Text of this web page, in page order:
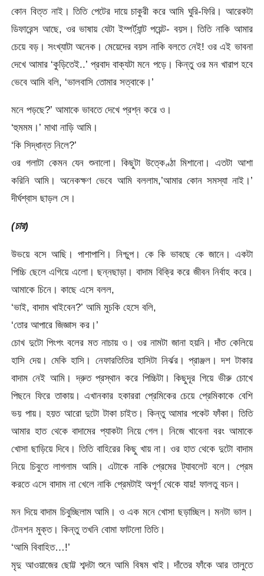
কোন বিত্ত নাই। তিতি পেটের দায়ে চাকুরী করে আমি ঘুরি-ফিরি। আরেকটা
ডিফারেন্স আছে, ওর ভাষায় যেটা ইম্পর্ট্যান্ট পয়েন্ট- বয়স। তিতি নাকি আমার
চেয়ে বড়। সংখ্যাটা অনেক। মেয়েদের বয়স নাকি বলতে নেই! ওর এই ভাবনা
দেখে আমার ‘কুড়িতেই..’ প্রবাদ বাক্যটা মনে পড়ে। কিন্তু ওর মন খারাপ হবে
ভেবে আমি বলি, ‘ভালবাসি তোমার সত্বাকে।’
⁯মনে পড়ছে?’ আমাকে ভাবতে দেখে প্রশ্ন করে ও।
‘হুমমম।’ মাথা নাড়ি আমি।
‘কি সিদ্ধান্ত নিলে?’
ওর গলাটা কেমন যেন শুনালো। কিছুটা উত্কেণ্ঠা মিশানো। এতটা আশা
করিনি আমি। অনেকক্ষণ ভেবে আমি বললাম,’আমার কোন সমস্যা নাই।’
দীর্ঘশ্বাস ছাড়ল সে।
(চার)
উভয়ে বসে আছি। পাশাপাশি। নিশ্চুপ। কে কি ভাবছে কে জানে। একটা
পিচ্চি ছেলে এগিয়ে এলো। ছন্নছাড়া। বাদাম বিক্রি করে জীবন নির্বাহ করে।
আমাকে চিনে। কাছে এসে বলল,
‘ভাই, বাদাম খাইবেন?’ আমি মুচকি হেসে বলি,
‘তোর আপারে জিজ্ঞাস কর।’
চোখ দুটো পিংপং বলের মত নাচায় ও। ওর নামটা জানা হয়নি। দাঁত কেলিয়ে
হাসি দেয়। মেকি হাসি। নেফারতিতির হাসিটা নির্ঝর। প্রাঞ্জল। দশ টাকার
বাদাম নেই আমি। দ্রুত প্রস্থান করে পিচ্চিটা। কিছুদূর গিয়ে ভীরু চোখে
পিছনে ফিরে তাকায়। এখানকার হকাররা প্রেমিকের চেয়ে প্রেমিকাকে বেশি
ভয় পায়। হয়ত আরো দুটো টাকা চাইত। কিন্তু আমার পকেট ফাঁকা। তিতি
আমার হাত থেকে বাদামের প্যাকটা নিয়ে গেল। নিজে খাবেনা বরং আমাকে
খোসা ছাড়িয়ে দিবে। তিতি বাহিরের কিছু খায় না। ওর হাত থেকে দুটো বাদাম
নিয়ে চিবুতে লাগলাম আমি। এটাকে নাকি প্রেমের ট্যাবলেট বলে। প্রেম
করতে এসে বাদাম না খেলে নাকি প্রেমটাই অপূর্ণ থেকে যায়! ফালতু বচন।
মন দিয়ে বাদাম চিবুচ্ছিলাম আমি। ও এক মনে খোসা ছড়াচ্ছিল। মনটা ভাল।
টেনশন মুক্ত। কিন্তু তখনি বোমা ফাটলো তিতি।
‘আমি বিবাহিত…!’
মৃদু আওয়াজের ছোট্ট শব্দটা শুনে আমি বিষম খাই। দাঁতের ফাঁকে আর তালুতে